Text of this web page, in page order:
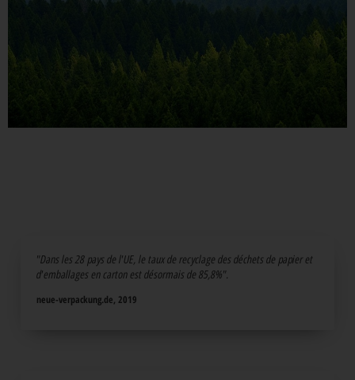
"Dans les 28 pays de l'UE, le taux de recyclage des déchets de papier et
d'emballages en carton est désormais de 85,8%".
neue-verpackung.de, 2019